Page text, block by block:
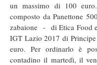
un massimo di 100
composto da Panettone
zabaione - di Etica Food
IGT Lazio 2017 di
euro. Per ordinarlo è
contadino il martedì, il